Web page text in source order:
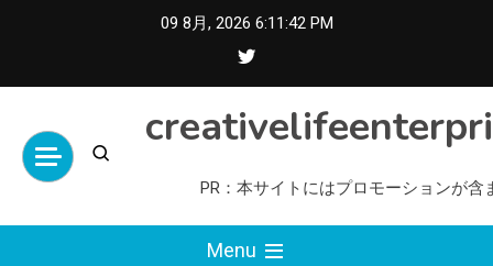
09 8月, 2026 6:11:43 PM
PR：本サイトにはプロモーションが含
Menu